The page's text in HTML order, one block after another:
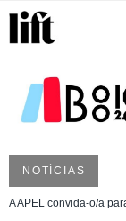
NOTÍCIAS
A APEL convida-o/a